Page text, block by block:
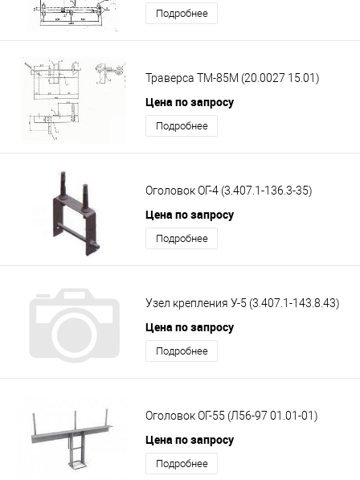
Подробнее
Траверса ТМ-85М (20.0027 15.01)
Цена по запросу
Подробнее
Оголовок ОГ-4 (3.407.1-136.3-35)
Цена по запросу
Подробнее
Узел крепления У-5 (3.407.1-143.8.43)
Цена по запросу
Подробнее
Оголовок ОГ-55 (Л56-97 01.01-01)
Цена по запросу
Подробнее